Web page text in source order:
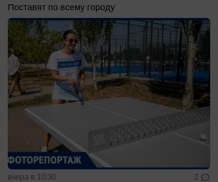
Поставят по всему городу
вчера в 10:30 2